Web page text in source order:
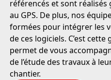
référencés et sont
au GPS. De plus, nos
formées pour intégrer les
de ces logiciels. C’est
permet de vous
de l’étude des travaux à
chantier.